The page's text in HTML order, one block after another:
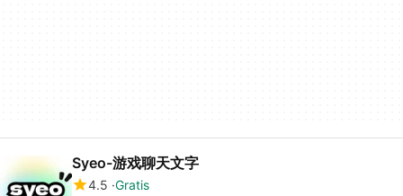
Syeo-游戏聊天文字
4.5 Gratis